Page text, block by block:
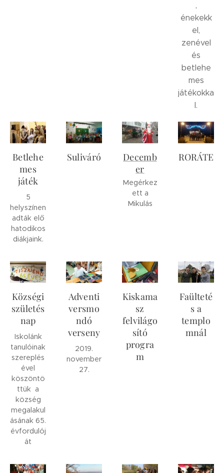
,
énekekk
el,
zenével
és
betlehe
mes
játékokka
l.
Betlehe
mes
játék
5
helyszínen
adták elő
hatodikos
diákjaink.
Suliváró
Decemb
er
Megérkez
ett a
Mikulás
RORÁTE
Községi
születés
nap
Iskolánk
tanulóinak
szereplés
ével
köszöntö
ttük a
község
megalakul
ásának 65.
évfordulój
át
Adventi
versmo
ndó
verseny
2019.
november
27.
Kiskama
sz
felvilágo
sító
progra
m
Faülteté
s a
templo
mnál